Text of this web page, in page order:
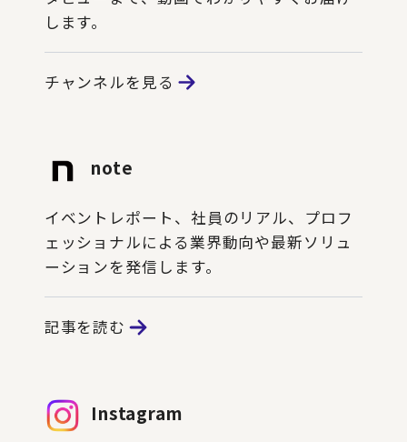
します。
チャンネルを見る
note
イベントレポート、社員のリアル、プロフ
ェッショナルによる業界動向や最新ソリュ
ーションを発信します。
記事を読む
Instagram